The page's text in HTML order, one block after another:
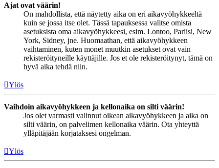
Ajat ovat väärin!
On mahdollista, että näytetty aika on eri aikavyöhykkeeltä
kuin se jossa itse olet. Tässä tapauksessa valitse omista
asetuksista oma aikavyöhykkeesi, esim. Lontoo, Pariisi, New
York, Sidney, jne. Huomaathan, että aikavyöhykkeen
vaihtaminen, kuten monet muutkin asetukset ovat vain
rekisteröityneille käyttäjille. Jos et ole rekisteröitynyt, tämä on
hyvä aika tehdä niin.
Ylös
Vaihdoin aikavyöhykkeen ja kellonaika on silti väärin!
Jos olet varmasti valinnut oikean aikavyöhykkeen ja aika on
silti väärin, on palvelimen kellonaika väärin. Ota yhteyttä
ylläpitäjään korjataksesi ongelman.
Ylös